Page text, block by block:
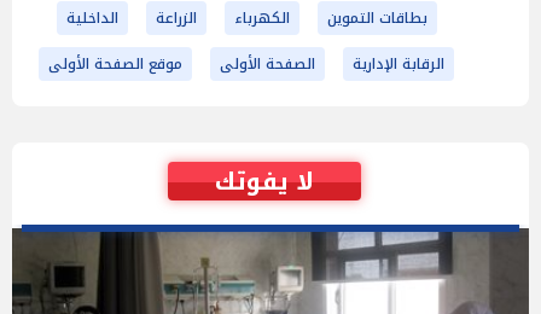
بطاقات التموين
الكهرباء الزراعة
الداخلية
الرقابة الإدارية
الصفحة الأولى موقع الصفحة الأولى
لا يفوتك